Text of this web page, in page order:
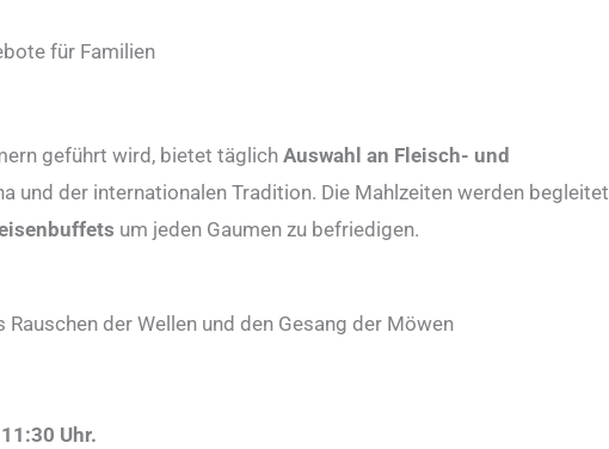
für Familien
geführt wird, bietet täglich Auswahl an Fleisch- und
und der internationalen Tradition. Die Mahlzeiten werden begleitet
um jeden Gaumen zu befriedigen.
der Wellen und den Gesang der Möwen
Uhr.